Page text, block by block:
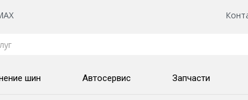
шин Автосервис Запчасти